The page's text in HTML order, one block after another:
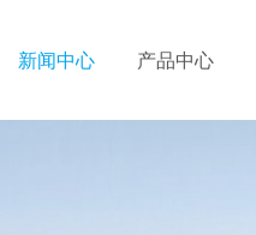
新闻中心 产品中心